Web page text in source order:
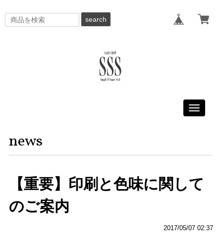
search
Toggle
news
【重要】印刷と色味に関して
のご案内
2017/05/07 02:37